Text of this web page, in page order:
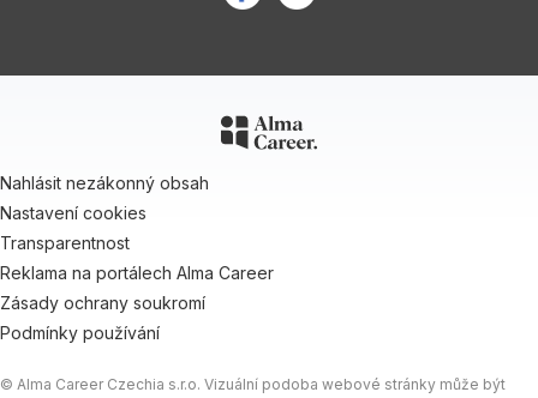
Nahlásit nezákonný obsah
Nastavení cookies
Transparentnost
Reklama na portálech Alma Career
Zásady ochrany soukromí
Podmínky používání
© Alma Career Czechia s.r.o. Vizuální podoba webové stránky může být